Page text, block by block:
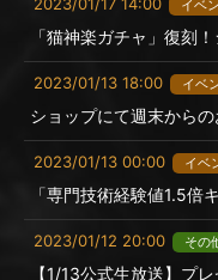
イベ
「猫神楽ガチャ」復刻
2023/01/13 18:00 イベ
ショップにて週末から
2023/01/13 00:00 イベ
「専門技術経験値1.5倍
2023/01/12 20:00 その
【1/13公式生放送】プ